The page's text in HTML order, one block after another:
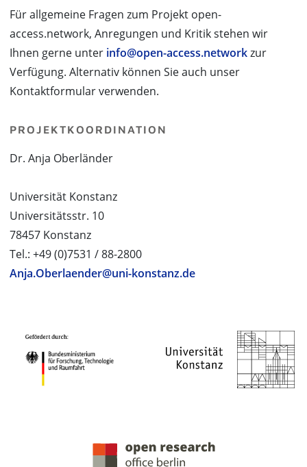
Für allgemeine Fragen zum Projekt open-
access.network, Anregungen und Kritik stehen wir
Ihnen gerne unter info@open-access.networkzur
Verfügung. Alternativ können Sie auch unser
Kontaktformular verwenden.
PROJEKTKOORDINATION
Dr. Anja Oberländer
Universität Konstanz
Universitätsstr. 10
78457 Konstanz
Tel.: +49 (0)7531 / 88-2800
Anja.Oberlaender@uni-konstanz.de